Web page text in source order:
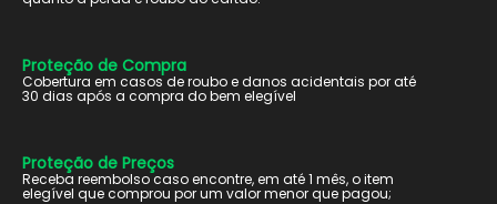
Proteção de Compra
Cobertura em casos de roubo e danos acidentais por até
30 dias após a compra do bem elegível
Proteção de Preços
Receba reembolso caso encontre, em até 1 mês, o item
elegível que comprou por um valor menor que pagou;